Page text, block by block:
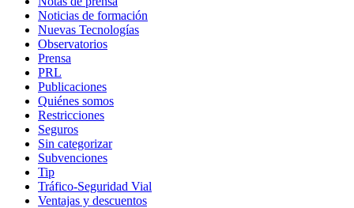
Noticias de formación
Nuevas Tecnologías
Observatorios
Prensa
PRL
Publicaciones
Quiénes somos
Restricciones
Seguros
Sin categorizar
Subvenciones
Tip
Tráfico-Seguridad Vial
Ventajas y descuentos